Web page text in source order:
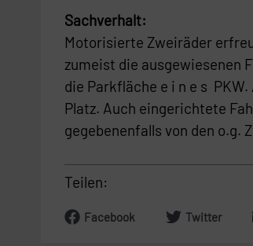
Sachverhalt:
Motorisierte Zweiräder
zumeist die ausgewiesenen
die Parkfläche e i n e s
Platz. Auch eingerichtete
gegebenenfalls von den o.g.
Teilen:
Facebook Twitter